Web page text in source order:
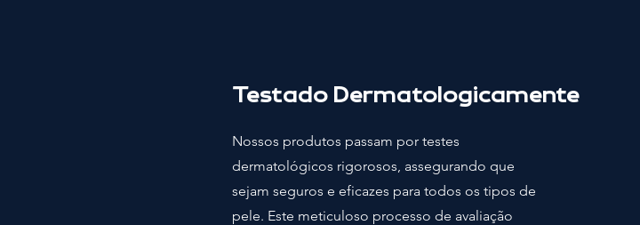
Testado Dermatologicamente
Nossos produtos passam por testes
dermatológicos rigorosos, assegurando que
sejam seguros e eficazes para todos os tipos de
pele. Este meticuloso processo de avaliação